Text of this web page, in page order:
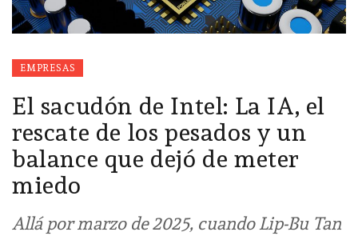
EMPRESAS
El sacudón de Intel: La IA, el
rescate de los pesados y un
balance que dejó de meter
miedo
Allá por marzo de 2025, cuando Lip-Bu Tan